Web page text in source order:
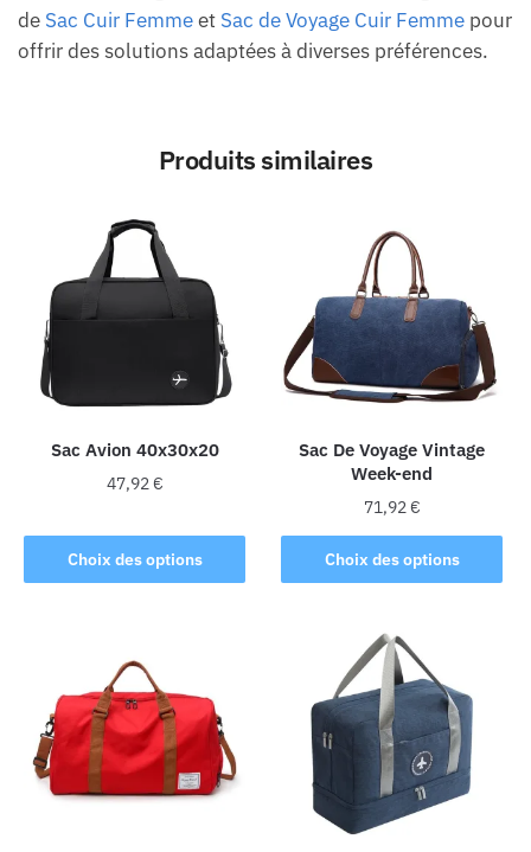
de Sac Cuir Femmeet Sac de Voyage Cuir Femme pour
offrir des solutions adaptées à diverses préférences.
Produits similaires
Sac Avion 40x30x20
47,92€
Choix des options
produit
a
Les
options
peuvent
être
choisies
Sac De Voyage Vintage
Week-end
71,92€
Choix des options
Ce
produit
plusieurs
variations.
Les
options
peuvent
être
choisies